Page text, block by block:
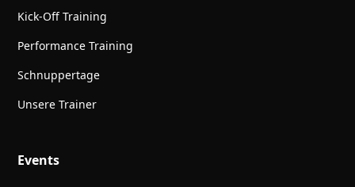
Kick-Off Training
Performance Training
Schnuppertage
Unsere Trainer
Events